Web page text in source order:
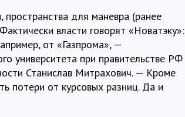
для маневра (ранее
власти говорят «Новатэку»:
от «Газпрома», —
университета при правительстве РФ
Станислав Митрахович. — Кроме
потери от курсовых разниц. Да и